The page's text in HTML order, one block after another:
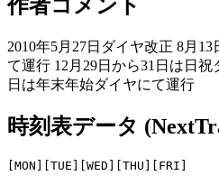
作者コメント
2010年5月27日ダイヤ改正 8月
て運行 12月29日から31日は日
日は年末年始ダイヤにて運行
時刻表データ
[MON][TUE][WED][THU][FRI]